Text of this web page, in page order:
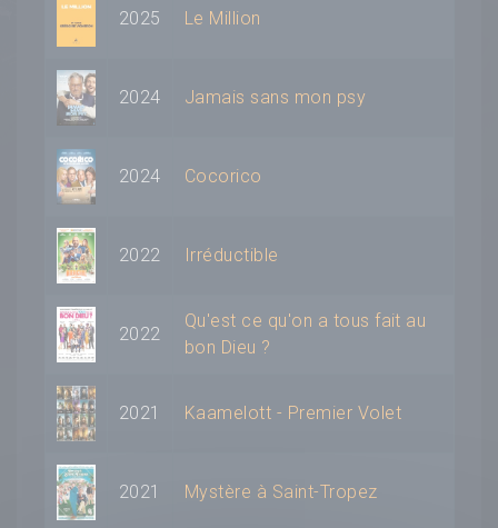
2025 Le Million
2024 Jamais sans mon psy
2024 Cocorico
2022 Irréductible
2022
Qu'est ce qu'on a tous fait au
bon Dieu ?
2021 Kaamelott - Premier Volet
2021 Mystère à Saint-Tropez